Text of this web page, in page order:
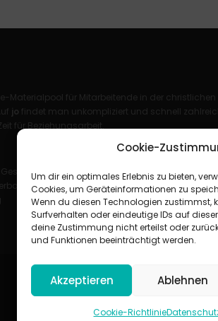
Cookie-
Um dir ein optimales Erlebnis zu bieten,
Cookies, um Geräteinformationen zu
Wenn du diesen Technologien zustimmst,
Surfverhalten oder eindeutige IDs auf
deine Zustimmung nicht erteilst oder
und Funktionen beeinträchtigt werden.
Akzeptieren Ablehnen
Cookie-Richtlinie
Materialpool für Mitarbeitende in der christlichen
jo findet man unkompliziert und schnell
für Beziehungsarbeit.
in Deutschland e. V.
„Entschieden für Christus“ e. V.
Impressum|Datenschutzerklärung